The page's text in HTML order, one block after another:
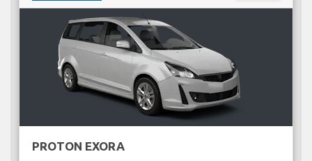
PROTON EXORA